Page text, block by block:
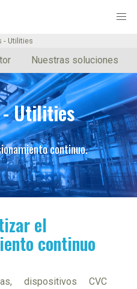
- Utilities
Nuestras soluciones
Utilities
continuo.
el
continuo
dispositivos CVC